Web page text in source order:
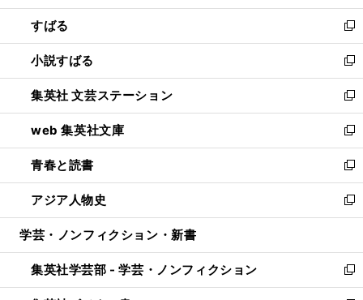
開
く
ウ
で
開
く
ン
ド
ウ
で
開
く
すばる
新
し
い
ウ
ィ
ン
ド
ウ
で
開
く
小説すばる
新
し
い
ウ
ィ
ン
ド
ウ
で
開
集英社 文芸ステーション
新
し
い
ウ
ィ
ン
ド
ウ
開
く
web 集英社文庫
新
し
い
ウ
ィ
ン
ウ
で
開
青春と読書
新
し
い
ウ
ン
ド
ウ
アジア人物史
新
し
ウ
ィ
ン
学芸・ノンフィクション・新書
集英社学芸部 - 学芸・ノンフィクション
新
し